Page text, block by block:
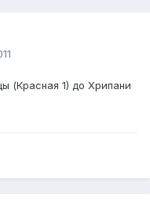
(Красная 1) до Хрипани